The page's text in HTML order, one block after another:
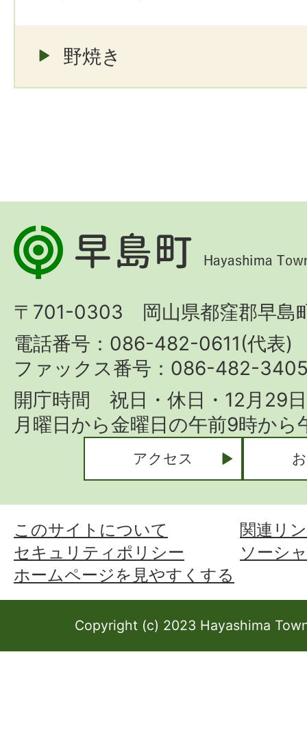
野焼き
早
島
Hayashima
Town
〒701-0303 岡山県都窪郡早島
電話番号：086-482-0611(代表)
ファックス番号：086-482-
開庁時間 祝日・休日・12月29
月曜日から金曜日の午前9時か
アクセス
このサイトについて
関連リ
セキュリティポリシー
ソーシ
ホームページを見やすくする
Copyright (c) 2023 Hayashima